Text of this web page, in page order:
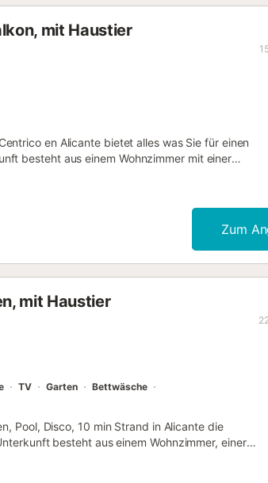
mit Haustier
en Alicante bietet alles was Sie für einen
besteht aus einem Wohnzimmer mit einer
Poolhandtücher. Diese Unterkunft verfügt
Unterkunft befindet, verfügt über einen Aufzug.
dem Sie abends entspannen können. Maximal
sind nicht erlaubt. Um Rücksicht
übermäßiger Lärm - wie laute Musik oder
Zum
mit Haustier
TV Garten
Bettwäsche
Pool, Disco, 10 min Strand in Alicante die
besteht aus einem Wohnzimmer, einer
Diensten, ein Ventilator sowie eine